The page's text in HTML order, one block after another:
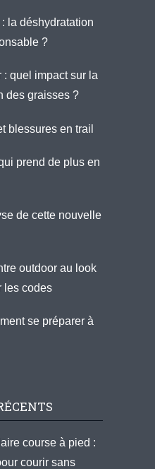
la déshydratation
?
quel impact sur la
des graisses ?
blessures en trail
prend de plus en
de cette nouvelle
outdoor au look
les codes
se préparer à
course à pied :
courir sans